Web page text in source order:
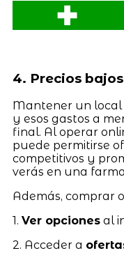
4. Precios
Mantener un local
y esos gastos a
final. Al operar
puede permitirse
competitivos y
verás en una
Además, comprar
1. Ver opcionesal
2. Acceder a